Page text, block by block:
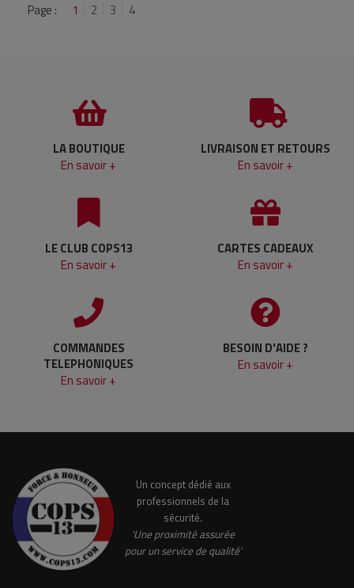
Page : 1 2 3 4
LA BOUTIQUE
En savoir +
LIVRAISON ET RETOURS
En savoir +
LE CLUB COPS13
En savoir +
CARTES CADEAUX
En savoir +
COMMANDES
TELEPHONIQUES
En savoir +
BESOIN D'AIDE ?
En savoir +
Un concept dédié aux
professionnels de la
sécurité.
'Une proximité assurée
pour un service de qualité'